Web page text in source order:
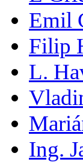
Emil
Filip
L.
Ing.